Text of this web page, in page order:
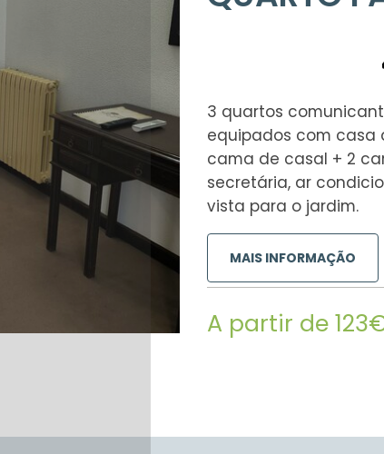
3 quartos
equipados com casa
cama de casal + 2
secretária, ar
vista para o jardim.
MAIS INFORMAÇÃO
A partir de